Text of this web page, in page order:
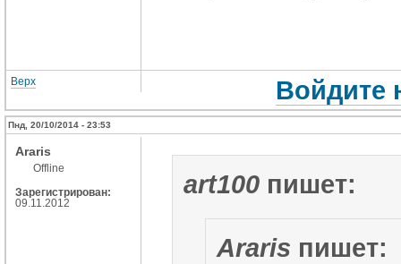
Верх Войдите
Пнд, 20/10/2014 - 23:53
Araris
Offline
Зарегистрирован:
09.11.2012
art100 пишет:
Araris пишет: